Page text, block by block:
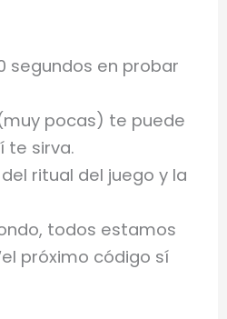
segundos en probar
pocas) te puede
te sirva.
ritual del juego y la
todos estamos
próximo código sí